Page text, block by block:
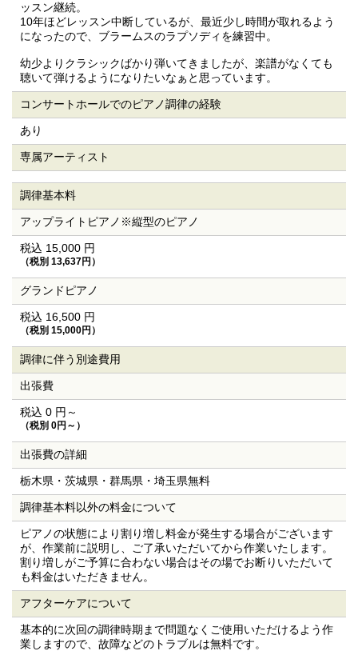
ッスン継続。
10年ほどレッスン中断しているが、最近少し時間が取れるよう
になったので、ブラームスのラプソディを練習中。
幼少よりクラシックばかり弾いてきましたが、楽譜がなくても
聴いて弾けるようになりたいなぁと思っています。
コンサートホールでのピアノ調律の経験
あり
専属アーティスト
調律基本料
アップライトピアノ ※縦型のピアノ
税込 15,000 円
（税別 13,637円）
グランドピアノ
税込 16,500 円
（税別 15,000円）
調律に伴う 別途費用
出張費
税込 0 円～
（税別 0円～）
出張費の詳細
栃木県・茨城県・群馬県・埼玉県無料
調律基本料以外の料金について
ピアノの状態により割り増し料金が発生する場合がございます
が、作業前に説明し、ご了承いただいてから作業いたします。
割り増しがご予算に合わない場合はその場でお断りいただいて
も料金はいただきません。
アフターケアについて
基本的に次回の調律時期まで問題なくご使用いただけるよう作
業しますので、故障などのトラブルは無料です。